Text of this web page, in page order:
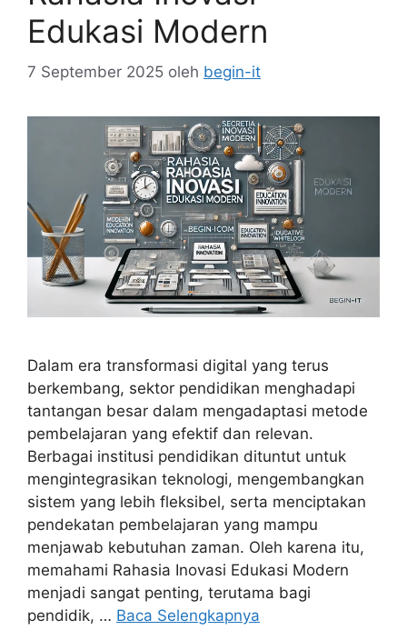
Edukasi Modern
7 September 2025 oleh begin-it
Dalam era transformasi digital yang terus
berkembang, sektor pendidikan menghadapi
tantangan besar dalam mengadaptasi metode
pembelajaran yang efektif dan relevan.
Berbagai institusi pendidikan dituntut untuk
mengintegrasikan teknologi, mengembangkan
sistem yang lebih fleksibel, serta menciptakan
pendekatan pembelajaran yang mampu
menjawab kebutuhan zaman. Oleh karena itu,
memahami Rahasia Inovasi Edukasi Modern
menjadi sangat penting, terutama bagi
pendidik, … Baca Selengkapnya